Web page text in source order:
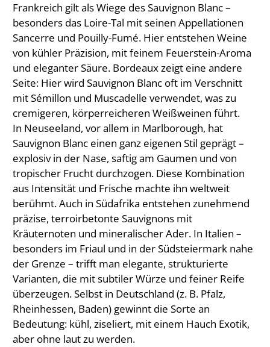
Frankreich gilt als Wiege des Sauvignon Blanc –
besonders das Loire-Tal mit seinen Appellationen
Sancerre und Pouilly-Fumé. Hier entstehen Weine
von kühler Präzision, mit feinem Feuerstein-Aroma
und eleganter Säure. Bordeaux zeigt eine andere
Seite: Hier wird Sauvignon Blanc oft im Verschnitt
mit Sémillon und Muscadelle verwendet, was zu
cremigeren, körperreicheren Weißweinen führt.
In Neuseeland, vor allem in Marlborough, hat
Sauvignon Blanc einen ganz eigenen Stil geprägt –
explosiv in der Nase, saftig am Gaumen und von
tropischer Frucht durchzogen. Diese Kombination
aus Intensität und Frische machte ihn weltweit
berühmt. Auch in Südafrika entstehen zunehmend
präzise, terroirbetonte Sauvignons mit
Kräuternoten und mineralischer Ader. In Italien –
besonders im Friaul und in der Südsteiermark nahe
der Grenze – trifft man elegante, strukturierte
Varianten, die mit subtiler Würze und feiner Reife
überzeugen. Selbst in Deutschland (z. B. Pfalz,
Rheinhessen, Baden) gewinnt die Sorte an
Bedeutung: kühl, ziseliert, mit einem Hauch Exotik,
aber ohne laut zu werden.